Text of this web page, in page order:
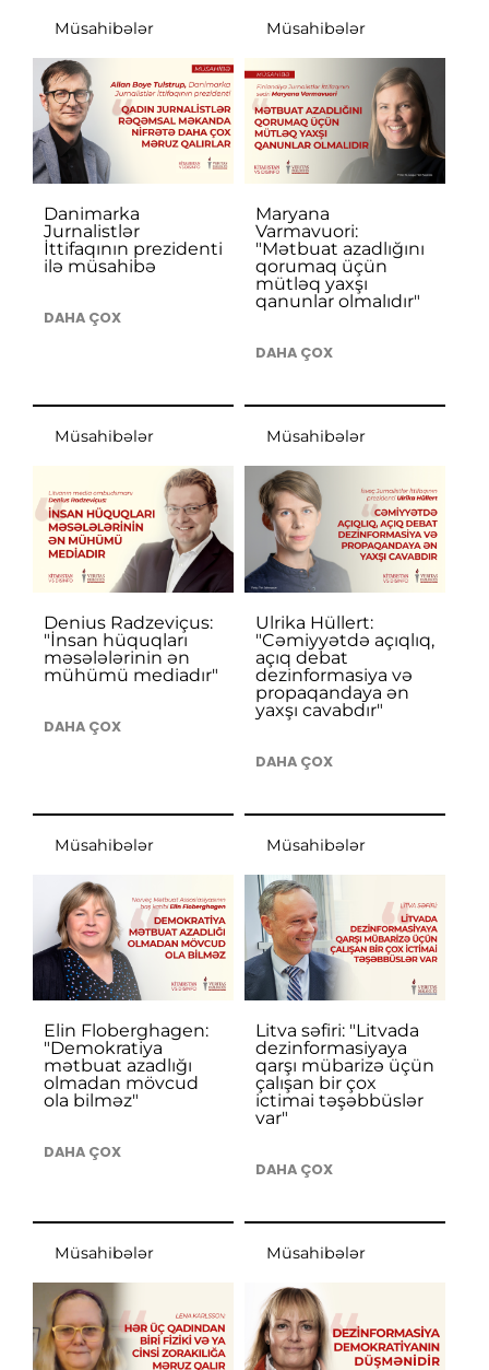
Müsahibələr
Danimarka
Jurnalistlər
İttifaqının prezidenti
ilə müsahibə
DAHA ÇOX
Müsahibələr
Maryana
Varmavuori:
"Mətbuat azadlığını
qorumaq üçün
mütləq yaxşı
qanunlar olmalıdır"
DAHA ÇOX
Müsahibələr
Denius Radzeviçus:
"İnsan hüquqları
məsələlərinin ən
mühümü mediadır"
DAHA ÇOX
Müsahibələr
Ulrika Hüllert:
"Cəmiyyətdə açıqlıq,
açıq debat
dezinformasiya və
propaqandaya ən
yaxşı cavabdır"
DAHA ÇOX
Müsahibələr
Elin Floberghagen:
"Demokratiya
mətbuat azadlığı
olmadan mövcud
ola bilməz"
DAHA ÇOX
Müsahibələr
Litva səfiri: "Litvada
dezinformasiyaya
qarşı mübarizə üçün
çalışan bir çox
ictimai təşəbbüslər
var"
DAHA ÇOX
Müsahibələr Müsahibələr